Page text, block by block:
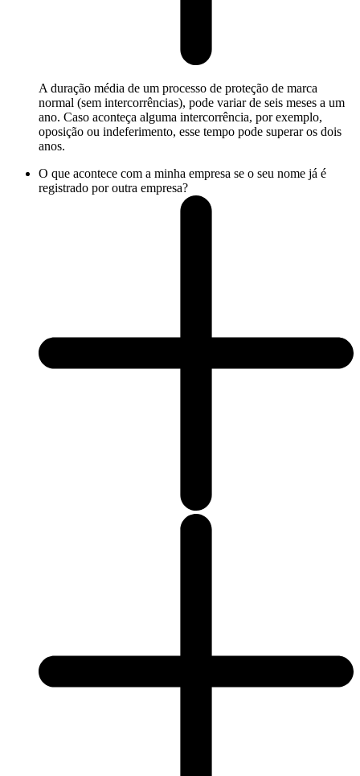
A duração média de um processo de proteção de marca
normal (sem intercorrências), pode variar de seis meses a um
ano. Caso aconteça alguma intercorrência, por exemplo,
oposição ou indeferimento, esse tempo pode superar os dois
anos.
O que acontece com a minha empresa se o seu nome já é
registrado por outra empresa?